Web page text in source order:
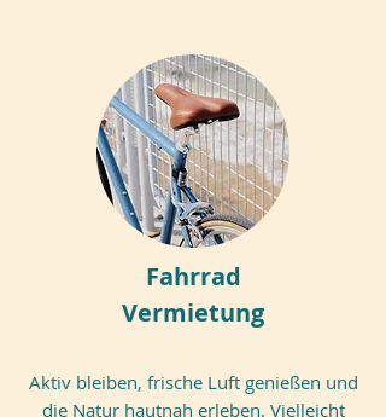
Fahrrad
Vermietung
Aktiv bleiben, frische Luft genießen und
die Natur hautnah erleben. Vielleicht